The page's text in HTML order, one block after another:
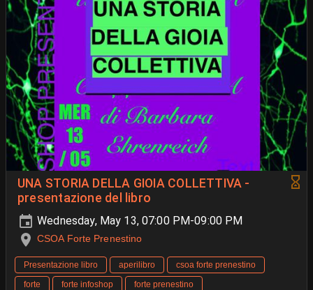
UNA STORIA DELLA GIOIA COLLETTIVA -
presentazione del libro
Wednesday, May 13, 07:00 PM-09:00 PM
CSOA Forte Prenestino
Presentazione libro aperilibro
csoa forte prenestino
forte
forte infoshop forte prenestino